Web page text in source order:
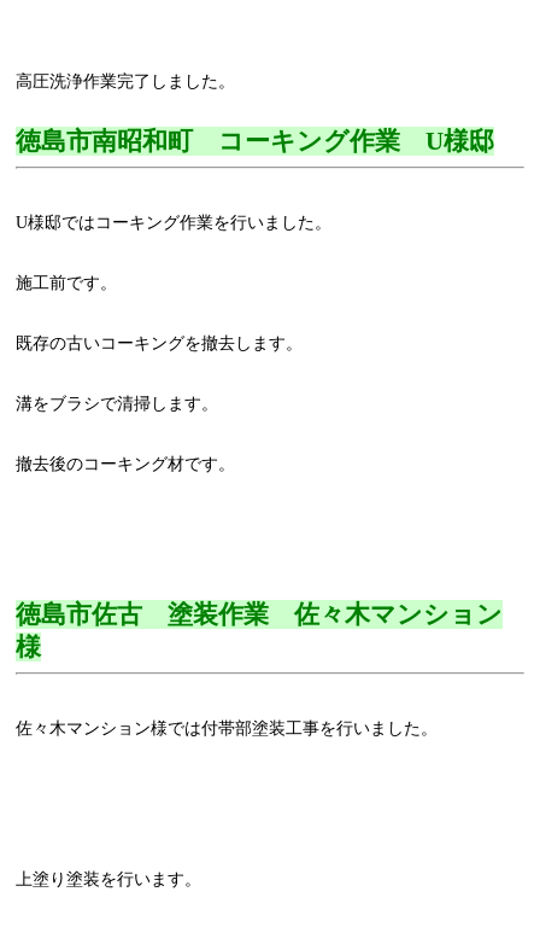
高圧洗浄作業完了しました。
徳島市南昭和町 コーキング作業 U様邸
U様邸ではコーキング作業を行いました。
施工前です。
既存の古いコーキングを撤去します。
溝をブラシで清掃します。
撤去後のコーキング材です。
徳島市佐古 塗装作業 佐々木マンション
様
佐々木マンション様では付帯部塗装工事を行いました。
上塗り塗装を行います。